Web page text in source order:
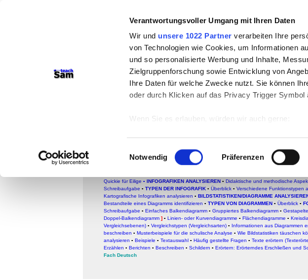
Verantwortungsvoller Umgang mit Ihren Daten
Wir und unsere 1022 Partner verarbeiten Ihre
von Technologien wie Cookies, um Informationen
und so personalisierte Werbung und Inhalte,
Zielgruppenforschung sowie Entwicklung von
Ihre Daten für welche Zwecke nutzt. Sie können
oder durch Klicken auf das Privacy Trigger Symbol
Wenn Sie es erlauben, würden wir auch gerne:
Ihr Gerät durch aktives Scannen nach
Erfahren Sie mehr darüber, wie Ihre persönlichen
Präferenzen imAbschnitt Einzelheitenfest.
Wir verwenden Cookies, um Inhalte und Anzeigen
anbieten zu können und die Zugriffe auf unsere
Informationen zu Ihrer Verwendung unserer
und Analysen weiter. Unsere Partner führen
zusammen, die Sie ihnen bereitgestellt haben
Einwilligungsauswahl
Notwendig Präferenzen
teachSam- Arbeitsbereiche:
Arbeitstechniken-Deutsch-Geschichte-
-Methodik und Didaktik-Projekte
So sucht man auf teachSam-
Balkendiagramme analysieren
Gleitendes Balkendiagramm
FACHBEREICH DEUTSCH
SCHREIBFORMEN IN DER SCHULE Überblick▪
Quickie für Eilige ▪ INFOGRAFIKEN ANALYSIEREN ▪ Didaktische und methodische
Schreibaufgabe ▪ TYPEN DER INFOGRAFIK ▪ Überblick ▪ Verschiedene Funktionstypen
Kartografische Infografiken analysieren ▪ BILDSTATISTIKEN/DIAGRAMME
Bestandteile eines Diagramms identifizieren ▪ TYPEN VON DIAGRAMMEN ▪ Überblick ▪
Schreibaufgabe ▪ Einfaches Balkendiagramm ▪ Gruppiertes Balkendiagramm ▪
Doppel-Balkendiagramm ] ▪ Linien- oder Kurvendiagramme ▪ Flächendiagramme ▪
Vergleichsebenen) ▪ Vergleichstypen (Vergleichsarten) ▪ Informationen aus Diagrammen
beschreiben ▪ Musterbeispiele für die schulische Analyse ▪ Wie Bildstatistiken täuschen
analysieren ▪ Beispiele ▪ Textauswahl ▪ Häufig gestellte Fragen ▪ Texte erörtern
Erzählen ▪ Berichten ▪ Beschreiben ▪ Schildern ▪ Erörtern: Erörterndes Erschließen und
Fach Deutsch